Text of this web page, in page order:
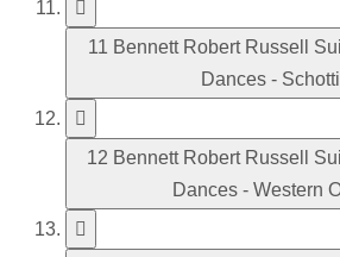
11 Bennett Robert Russell
Dances -
12 Bennett Robert Russell
Dances - Western